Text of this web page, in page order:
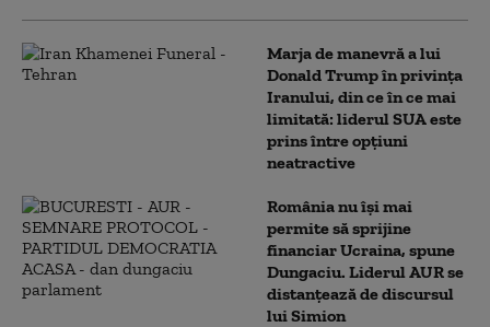
Marja de manevră a lui
Donald Trump în privința
Iranului, din ce în ce mai
limitată: liderul SUA este
prins între opțiuni
neatractive
România nu își mai
permite să sprijine
financiar Ucraina, spune
Dungaciu. Liderul AUR se
distanțează de discursul
lui Simion